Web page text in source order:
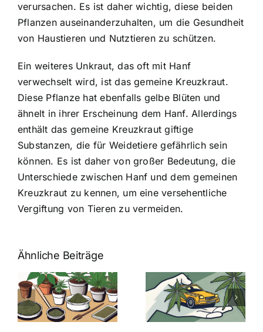
verursachen. Es ist daher wichtig, diese beiden
Pflanzen auseinanderzuhalten, um die Gesundheit
von Haustieren und Nutztieren zu schützen.
Ein weiteres Unkraut, das oft mit Hanf
verwechselt wird, ist das gemeine Kreuzkraut.
Diese Pflanze hat ebenfalls gelbe Blüten und
ähnelt in ihrer Erscheinung dem Hanf. Allerdings
enthält das gemeine Kreuzkraut giftige
Substanzen, die für Weidetiere gefährlich sein
können. Es ist daher von großer Bedeutung, die
Unterschiede zwischen Hanf und dem gemeinen
Kreuzkraut zu kennen, um eine versehentliche
Vergiftung von Tieren zu vermeiden.
Ähnliche Beiträge
Neue THC-
Grenzwert-
Regelung:
Was Sie über
Cannabis und
Cannabis
Samen
kaufen: Alles
was Sie